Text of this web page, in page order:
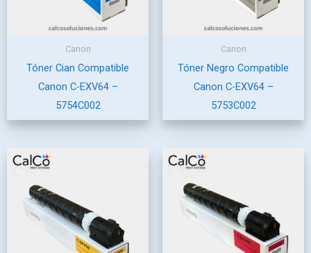
Canon
Tóner Cian Compatible
Canon C-EXV64 –
5754C002
Canon
Tóner Negro Compatible
Canon C-EXV64 –
5753C002